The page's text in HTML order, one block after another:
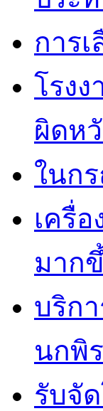
การ
โรง
ผิดห
ในก
เครื่
มาก
บริก
นกพิ
รับจั